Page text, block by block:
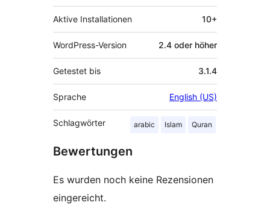
Aktive Installationen 10+
WordPress-Version 2.4 oder höher
Getestet bis 3.1.4
Sprache English (US)
Schlagwörter arabic Islam Quran
Bewertungen
Es wurden noch keine Rezensionen
eingereicht.